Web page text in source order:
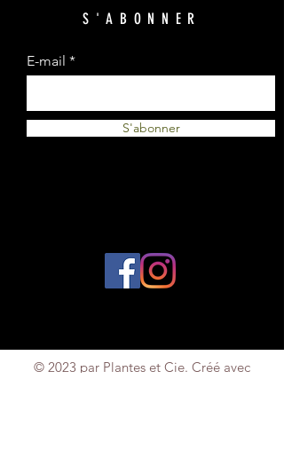
S'ABONNER
E-mail
S'abonner
© 2023 par Plantes et Cie. Créé avec